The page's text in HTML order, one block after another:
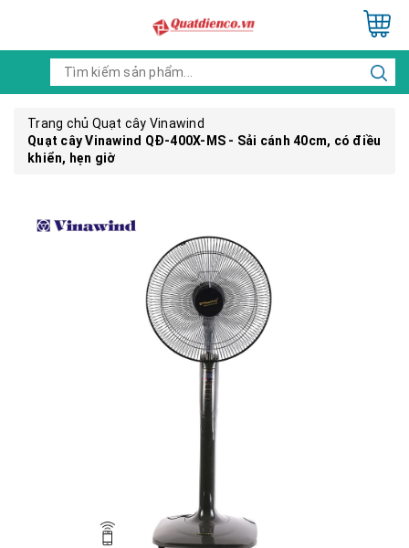
Trang chủ Quạt cây Vinawind
Quạt cây Vinawind QĐ-400X-MS - Sải cánh 40cm, có điều
khiển, hẹn giờ